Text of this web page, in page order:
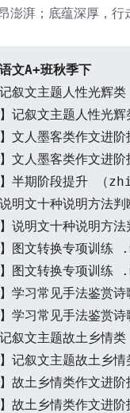
澎湃；底蕴深厚，行
文A+班秋季下
叙文主题人性光
记叙文主题人性
文人墨客类作文
文人墨客类作文
】半期阶段提升
明文十种说明方
说明文十种说明
图文转换专项训
图文转换专项训
学习常见手法鉴
学习常见手法鉴
叙文主题故土乡
记叙文主题故土
故土乡情类作文
故土乡情类作文